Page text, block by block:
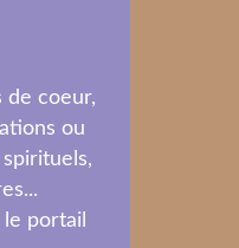
de coeur,
ou
le portail